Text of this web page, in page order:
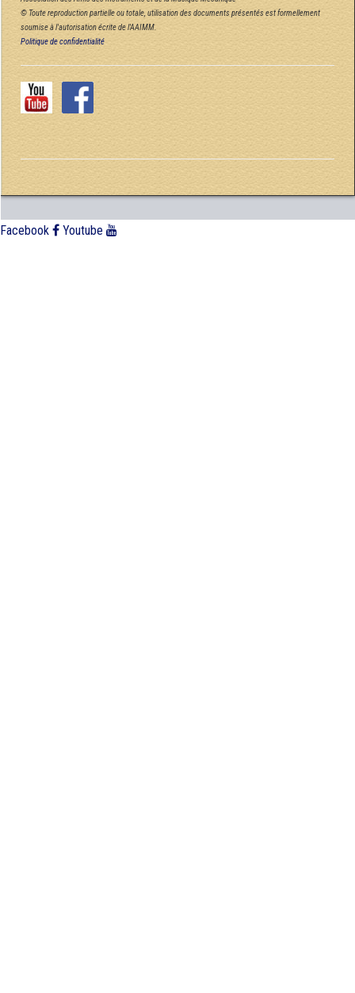
© Toute reproduction partielle ou totale, utilisation des documents présentés est formellement
soumise à l'autorisation écrite de l'AAIMM.
Politique de confidentialité
Facebook Youtube